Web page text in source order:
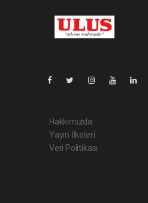
Hakkımızda
Yayın İlkeleri
Veri Politikası